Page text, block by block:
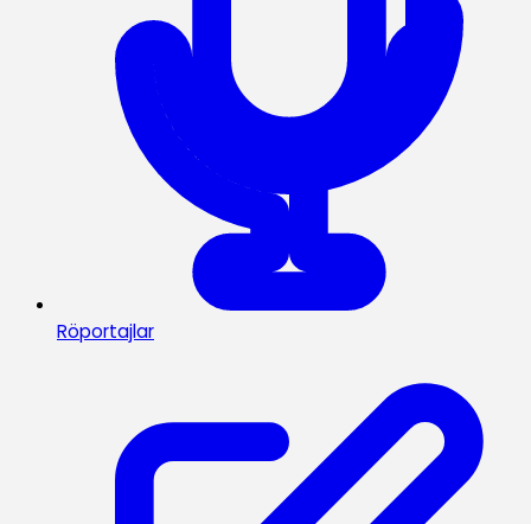
Röportajlar